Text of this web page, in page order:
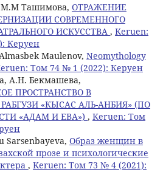
М.M Ташимова, ОТРАЖЕНИЕ
СОВРЕМЕННОГО
ИСКУССТВА , Keruen:
Керуен
Maulenov, Neomythology
Том 74 № 1 (2022): Керуен
А.Н. Бекмашева,
ПРОСТРАНСТВО В
«КЫСАС АЛЬ-АНБИЯ» (ПО
«АДАМ И ЕВА») , Keruen: Том
Sarsenbayeva, Образ женщин в
прозе и психологические
, Keruen: Том 73 № 4 (2021):